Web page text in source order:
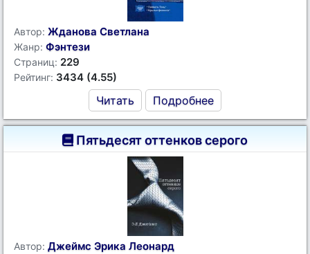
Автор: Жданова Светлана
Жанр: Фэнтези
Страниц: 229
Рейтинг: 3434 (4.55)
Читать Подробнее
Пятьдесят оттенков серого
Автор: Джеймс Эрика Леонард